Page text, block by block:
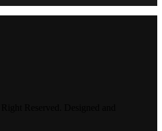
Reserved. Designed and